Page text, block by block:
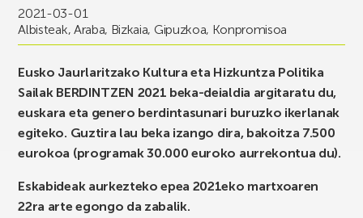
2021-03-01
Albisteak, Araba, Bizkaia, Gipuzkoa, Konpromisoa
Eusko Jaurlaritzako Kultura eta Hizkuntza Politika
Sailak BERDINTZEN 2021 beka-deialdia argitaratu du,
euskara eta genero berdintasunari buruzko ikerlanak
egiteko. Guztira lau beka izango dira, bakoitza 7.500
eurokoa (programak 30.000 euroko aurrekontua du).
Eskabideak aurkezteko epea 2021eko martxoaren
22ra arte egongo da zabalik.